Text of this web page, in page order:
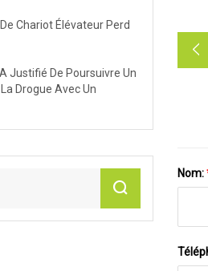
Chariot Élévateur Perd
Justifié De Poursuivre Un
Drogue Avec Un
Nom: